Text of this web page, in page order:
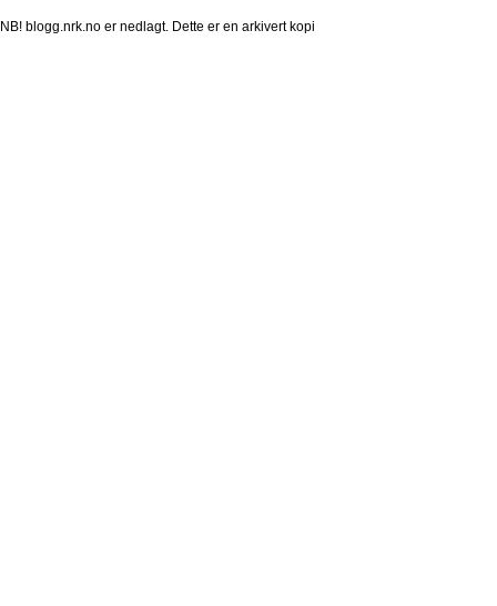
NB! blogg.nrk.no er nedlagt. Dette er en arkivert kopi